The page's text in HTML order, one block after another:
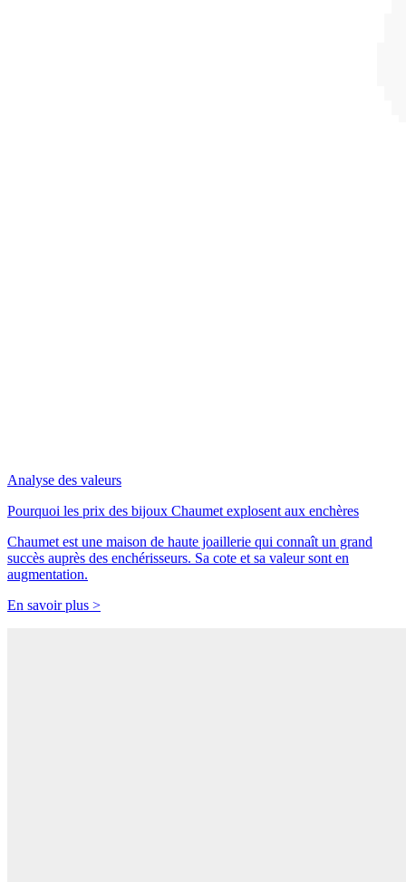
Analyse des valeurs
Pourquoi les prix des bijoux Chaumet explosent aux enchères
Chaumet est une maison de haute joaillerie qui connaît un grand
succès auprès des enchérisseurs. Sa cote et sa valeur sont en
augmentation.
En savoir plus >